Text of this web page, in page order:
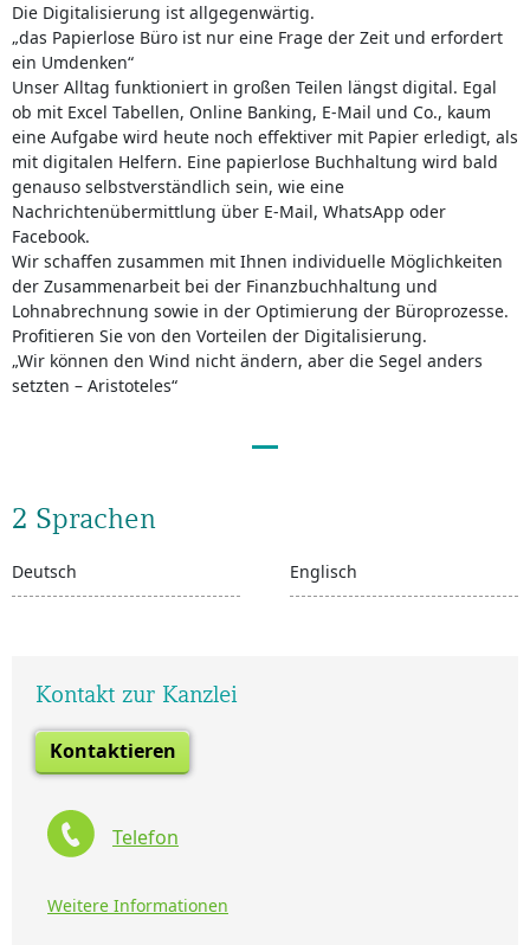
Die Digitalisierung ist allgegenwärtig.
„das Papierlose Büro ist nur eine Frage der Zeit und erfordert
ein Umdenken“
Unser Alltag funktioniert in großen Teilen längst digital. Egal
ob mit Excel Tabellen, Online Banking, E-Mail und Co., kaum
eine Aufgabe wird heute noch effektiver mit Papier erledigt, als
mit digitalen Helfern. Eine papierlose Buchhaltung wird bald
genauso selbstverständlich sein, wie eine
Nachrichtenübermittlung über E-Mail, WhatsApp oder
Facebook.
Wir schaffen zusammen mit Ihnen individuelle Möglichkeiten
der Zusammenarbeit bei der Finanzbuchhaltung und
Lohnabrechnung sowie in der Optimierung der Büroprozesse.
Profitieren Sie von den Vorteilen der Digitalisierung.
„Wir können den Wind nicht ändern, aber die Segel anders
setzten – Aristoteles“
2 Sprachen
Deutsch Englisch
Kontakt zur Kanzlei
Kontaktieren
Telefon
Weitere Informationen